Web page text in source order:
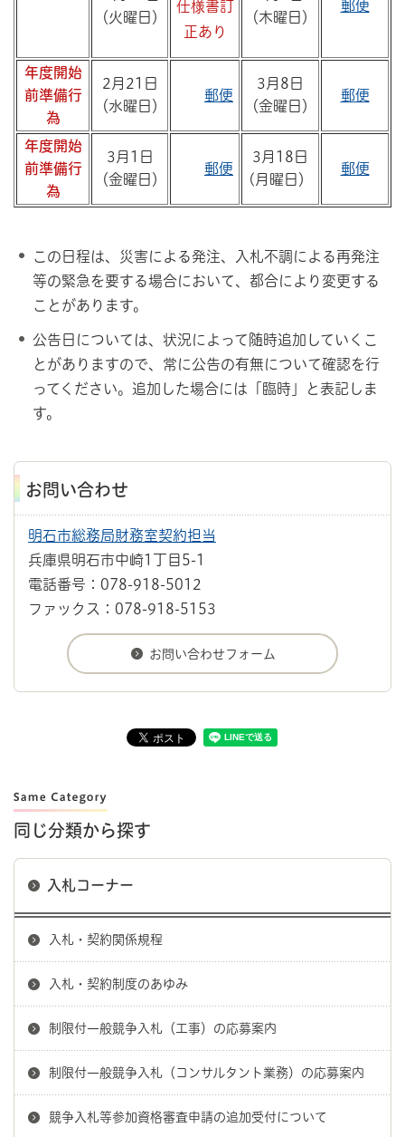
（火曜日）
仕様書訂
正あり
（木曜日）
郵便
年度開始
前準備行
為
2月21日
（水曜日）
郵便
3月8日
（金曜日）
郵便
年度開始
前準備行
為
3月1日
（金曜日）
郵便
3月18日
(月曜日）
郵便
この日程は、災害による発注、入札不調による再発注
等の緊急を要する場合において、都合により変更する
ことがあります。
公告日については、状況によって随時追加していくこ
とがありますので、常に公告の有無について確認を行
ってください。追加した場合には「臨時」と表記しま
す。
お問い合わせ
明石市総務局財務室契約担当
兵庫県明石市中崎1丁目5-1
電話番号：078-918-5012
ファックス：078-918-5153
同じ分類から探す
入札コーナー
入札・契約関係規程
入札・契約制度のあゆみ
制限付一般競争入札（工事）の応募案内
制限付一般競争入札（コンサルタント業務）の応募案内
競争入札等参加資格審査申請の追加受付について